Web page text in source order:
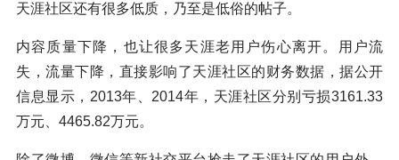
天涯社区还有很多低质，乃至是低俗的帖子。
内容质量下降，也让很多天涯老用户伤心离开。用户流
失，流量下降，直接影响了天涯社区的财务数据，据公开
信息显示，2013年、2014年，天涯社区分别亏损3161.33
万元、4465.82万元。